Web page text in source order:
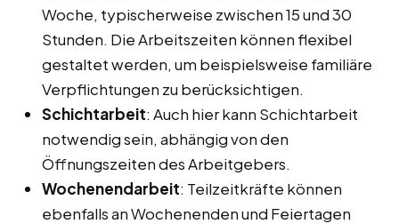
Woche, typischerweise zwischen 15 und 30
Stunden. Die Arbeitszeiten können flexibel
gestaltet werden, um beispielsweise familiäre
Verpflichtungen zu berücksichtigen.
Schichtarbeit: Auch hier kann Schichtarbeit
notwendig sein, abhängig von den
Öffnungszeiten des Arbeitgebers.
Wochenendarbeit: Teilzeitkräfte können
ebenfalls an Wochenenden und Feiertagen